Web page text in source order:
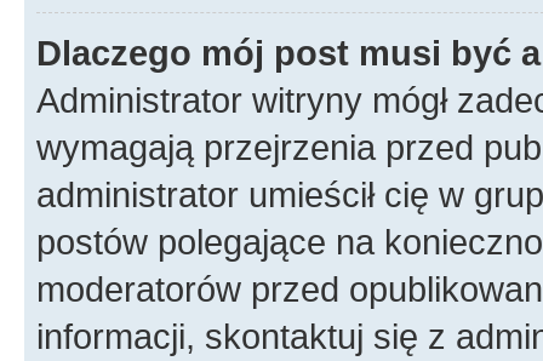
Dlaczego mój post musi być
Administrator witryny mógł
wymagają przejrzenia przed
administrator umieścił cię w
postów polegające na
moderatorów przed
informacji, skontaktuj się z